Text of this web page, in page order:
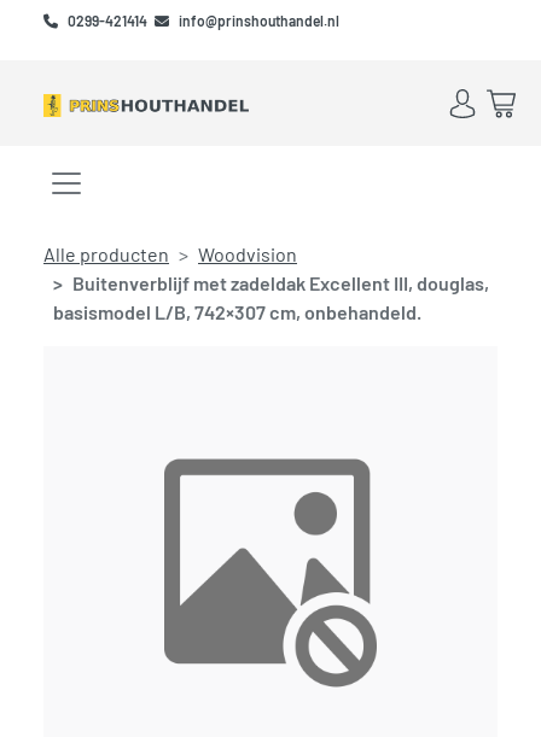
Skip to main content
Skip to footer
0299-421414 info@prinshouthandel.nl
Account
Menu openen/sluiten
Alle producten
Woodvision
Buitenverblijf met zadeldak Excellent III, douglas,
basismodel L/B, 742×307 cm, onbehandeld.